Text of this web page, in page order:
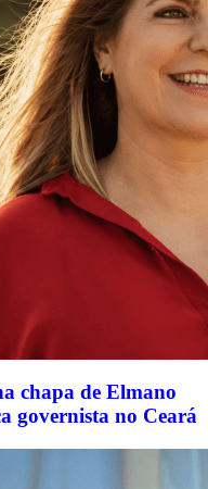
chapa de Elmano
governista no Ceará